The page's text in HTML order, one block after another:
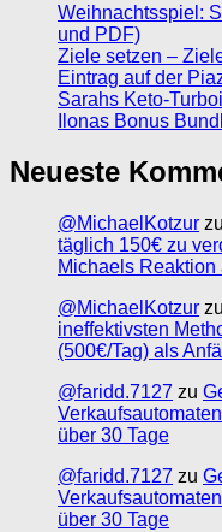
Weihnachtsspiel:
und PDF)
Ziele setzen –
Eintrag auf der
Sarahs Keto-
Ilonas Bonus
Neueste
@MichaelKotzur zu
täglich 150€ zu
Michaels Reaktion
@MichaelKotzur zu
ineffektivsten
(500€/Tag) als
@faridd.7127 zu
über 30 Tage
@faridd.7127 zu
über 30 Tage